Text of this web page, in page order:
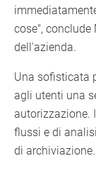
cose",
dell'azienda.
Una sofisticata
agli utenti una
autorizzazione.
flussi e di
di archiviazione.